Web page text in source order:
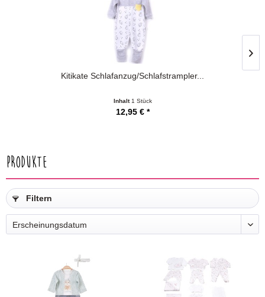
Kitikate Schlafanzug/Schlafstrampler...
Inhalt 1 Stück
12,95 € *
Produkte
Filtern